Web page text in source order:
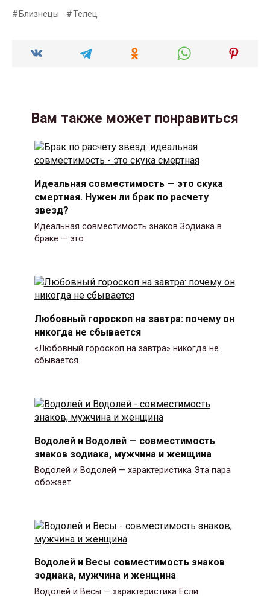
Близнецы Телец
Вам также может понравиться
Идеальная совместимость — это скука
смертная. Нужен ли брак по расчету
звезд?
Идеальная совместимость знаков Зодиака в
браке — это
Любовный гороскоп на завтра: почему он
никогда не сбывается
«Любовный гороскоп на завтра» никогда не
сбывается
Водолей и Водолей — совместимость
знаков зодиака, мужчина и женщина
Водолей и Водолей — характеристика Эта пара
обожает
Водолей и Весы совместимость знаков
зодиака, мужчина и женщина
Водолей и Весы — характеристика Если